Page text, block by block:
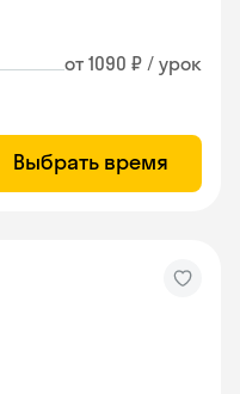
от 1090 ₽ / урок
Выбрать время